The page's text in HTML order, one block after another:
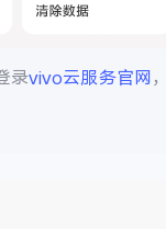
录vivo云服务官网